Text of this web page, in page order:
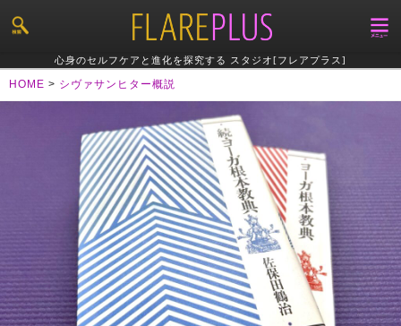
心身のセルフケアと進化を探究する スタジオ[フレアプラス]
HOME > シヴァサンヒター概説